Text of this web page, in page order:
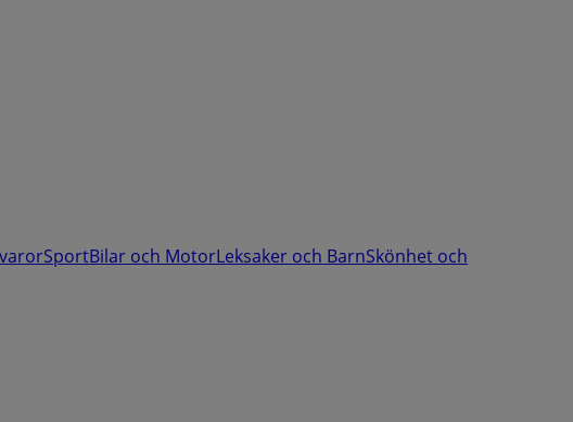
SportBilar och MotorLeksaker och BarnSkönhet och